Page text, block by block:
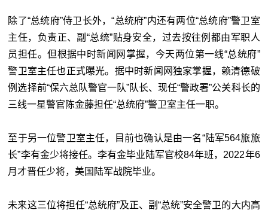
除了“总统府”侍卫长外，“总统府”内还有两位“总统府”警卫室
主任，负责正、副“总统”贴身安全，过去按往例都由军职人
员担任。但根据中时新闻网掌握，今天两位第一线“总统府”
警卫室主任也正式曝光。据中时新闻网独家掌握，赖清德破
例选择前“保六总队警官一队”队长、现任“警政署”公关科长的
三线一星警官陈金藤担任“总统府”警卫室主任一职。
至于另一位警卫室主任，目前也确认是由一名“陆军564旅旅
长”李有金少将接任。李有金毕业陆军官校84年班，2022年6
月才晋任少将，美国陆军战院毕业。
未来这三位将担任“总统府”及正、副“总统”安全警卫的大内高